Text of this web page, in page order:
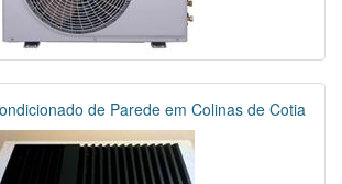
de Parede em Colinas de Cotia